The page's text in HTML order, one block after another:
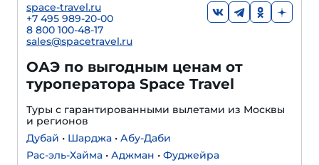
space-travel.ru
+7 495 989-20-00
8 800 100-48-17
sales@spacetravel.ru
ОАЭ по выгодным ценам от
туроператора Space Travel
Туры с гарантированными вылетами из Москвы
и регионов
Дубай • Шарджа • Абу-Даби
Рас-эль-Хайма • Аджман • Фуджейра